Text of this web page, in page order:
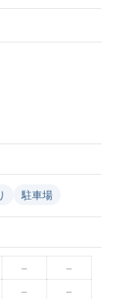
駐車場
–
–
– –